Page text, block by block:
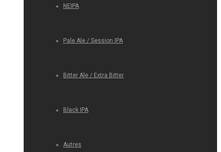
NEIPA
Pale Ale / Session IPA
Bitter Ale / Extra Bitter
Black IPA
Autres